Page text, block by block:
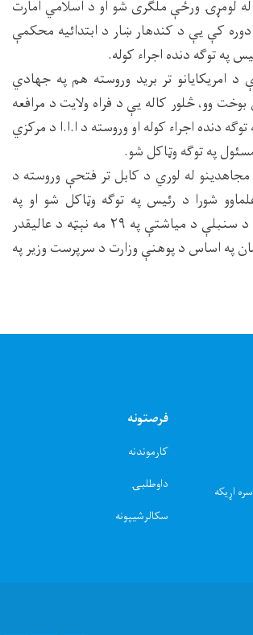
لومړۍ ورځې ملګری شو او د اسلامي امارت
کې یې د کندهار ښار د ابتدائیه محکمې
په توګه دنده اجراء کوله.
د امریکایانو تر برید وروسته هم په جهادي
بوخت وو، څلور کاله یې د فراه ولایت د مرافعه
دنده اجراء کوله او وروسته د ا.ا.ا د مرکزي
مسئول په توګه وټاکل شو.
له لوري د کابل تر فتحې وروسته د
شورا د رئیس په توګه وټاکل شو او په
۱۴۰۱ هـــ.ل کال د سنبلې د میاشتې په ۲۹ مه نېټه د عالیقدر
په اساس د پوهنې وزارت د سرپرست وزیر په
اړیکه
فرصتونه
کارموندنه
داوطلبۍ
سکالرشیپونه